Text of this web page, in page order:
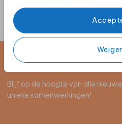
Schrijf je in voor de
Blijf op de hoogte van alle
unieke samenwerkingen!